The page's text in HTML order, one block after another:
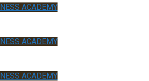
ACADEMY
ACADEMY
ACADEMY